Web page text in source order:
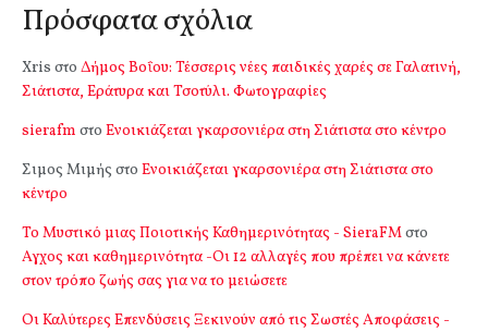
Πρόσφατα σχόλια
Xris στο Δήμος Βοΐου: Τέσσερις νέες παιδικές χαρές σε Γαλατινή,
Σιάτιστα, Εράτυρα και Τσοτύλι. Φωτογραφίες
sierafm στο Ενοικιάζεται γκαρσονιέρα στη Σιάτιστα στο κέντρο
Σιμος Μιμής στο Ενοικιάζεται γκαρσονιέρα στη Σιάτιστα στο
κέντρο
Το Μυστικό μιας Ποιοτικής Καθημερινότητας - SieraFMστο
Αγχος και καθημερινότητα -Οι 12 αλλαγές που πρέπει να κάνετε
στον τρόπο ζωής σας για να το μειώσετε
Οι Καλύτερες Επενδύσεις Ξεκινούν από τις Σωστές Αποφάσεις -